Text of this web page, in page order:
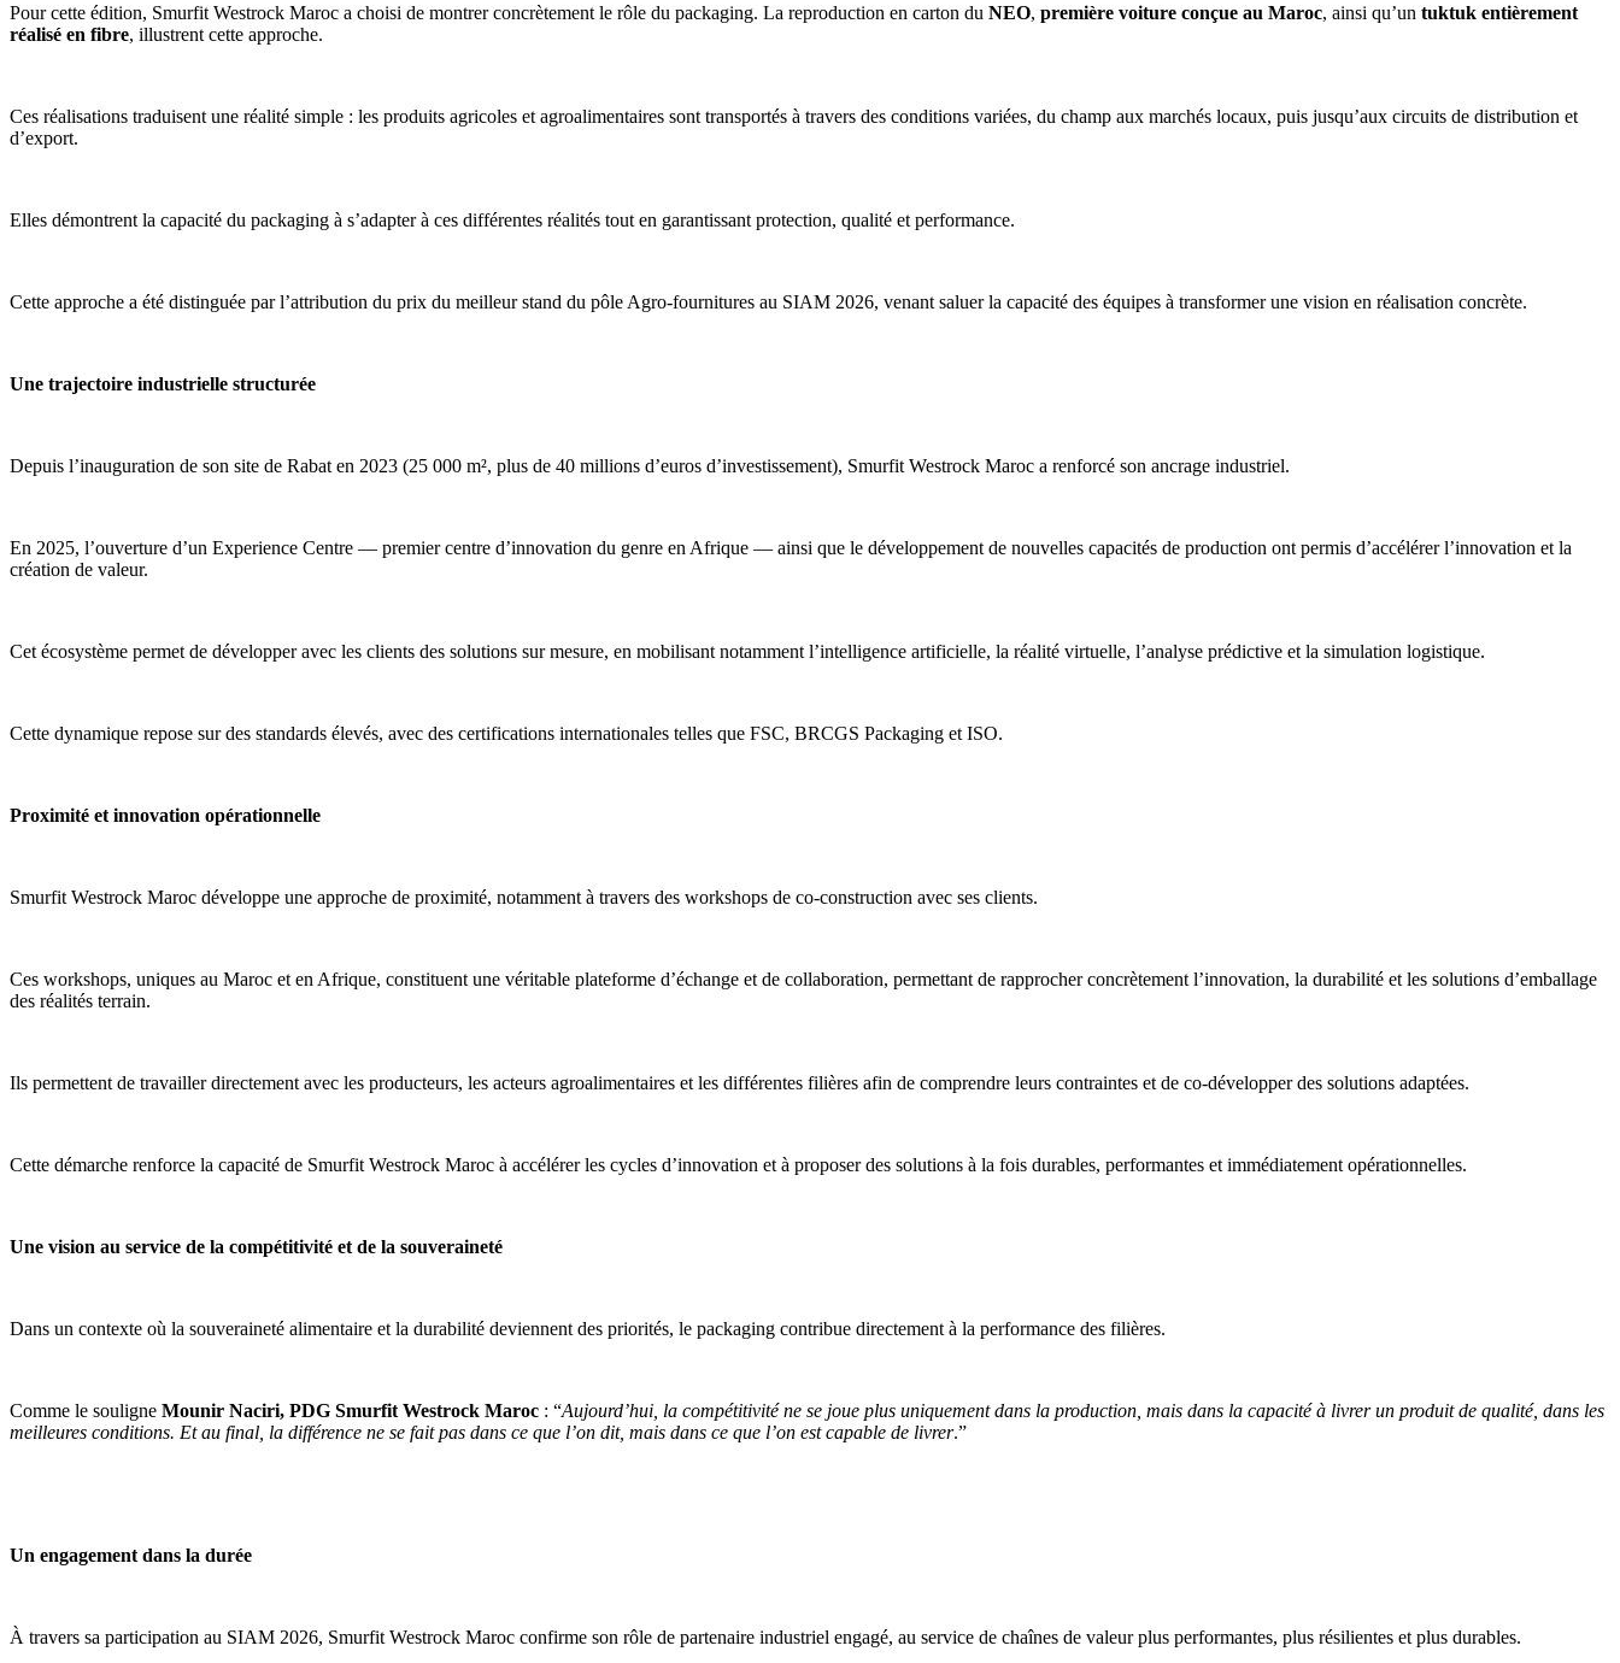
Pour cette édition, Smurfit Westrock Maroc a choisi de montrer concrètement le rôle du packaging. La reproduction en carton du NEO, première voiture conçue au Maroc, ainsi qu’un tuktuk entièrement
réalisé en fibre, illustrent cette approche.
Ces réalisations traduisent une réalité simple : les produits agricoles et agroalimentaires sont transportés à travers des conditions variées, du champ aux marchés locaux, puis jusqu’aux circuits de distribution et
d’export.
Elles démontrent la capacité du packaging à s’adapter à ces différentes réalités tout en garantissant protection, qualité et performance.
Cette approche a été distinguée par l’attribution du prix du meilleur stand du pôle Agro-fournitures au SIAM 2026, venant saluer la capacité des équipes à transformer une vision en réalisation concrète.
Une trajectoire industrielle structurée
Depuis l’inauguration de son site de Rabat en 2023 (25 000 m², plus de 40 millions d’euros d’investissement), Smurfit Westrock Maroc a renforcé son ancrage industriel.
En 2025, l’ouverture d’un Experience Centre — premier centre d’innovation du genre en Afrique — ainsi que le développement de nouvelles capacités de production ont permis d’accélérer l’innovation et la
création de valeur.
Cet écosystème permet de développer avec les clients des solutions sur mesure, en mobilisant notamment l’intelligence artificielle, la réalité virtuelle, l’analyse prédictive et la simulation logistique.
Cette dynamique repose sur des standards élevés, avec des certifications internationales telles que FSC, BRCGS Packaging et ISO.
Proximité et innovation opérationnelle
Smurfit Westrock Maroc développe une approche de proximité, notamment à travers des workshops de co-construction avec ses clients.
Ces workshops, uniques au Maroc et en Afrique, constituent une véritable plateforme d’échange et de collaboration, permettant de rapprocher concrètement l’innovation, la durabilité et les solutions d’emballage
des réalités terrain.
Ils permettent de travailler directement avec les producteurs, les acteurs agroalimentaires et les différentes filières afin de comprendre leurs contraintes et de co-développer des solutions adaptées.
Cette démarche renforce la capacité de Smurfit Westrock Maroc à accélérer les cycles d’innovation et à proposer des solutions à la fois durables, performantes et immédiatement opérationnelles.
Une vision au service de la compétitivité et de la souveraineté
Dans un contexte où la souveraineté alimentaire et la durabilité deviennent des priorités, le packaging contribue directement à la performance des filières.
Comme le souligne Mounir Naciri, PDG Smurfit Westrock Maroc : “Aujourd’hui, la compétitivité ne se joue plus uniquement dans la production, mais dans la capacité à livrer un produit de qualité, dans les
meilleures conditions. Et au final, la différence ne se fait pas dans ce que l’on dit, mais dans ce que l’on est capable de livrer.”
Un engagement dans la durée
À travers sa participation au SIAM 2026, Smurfit Westrock Maroc confirme son rôle de partenaire industriel engagé, au service de chaînes de valeur plus performantes, plus résilientes et plus durables.